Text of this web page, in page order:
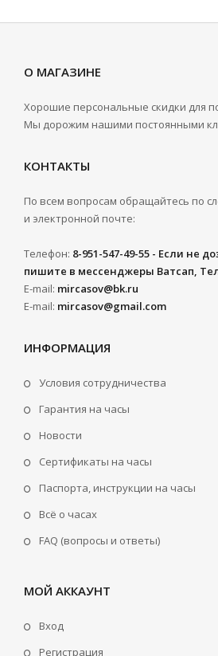
О МАГАЗИНЕ
Хорошие персональные скидки для
Мы дорожим нашими постоянными
КОНТАКТЫ
По всем вопросам обращайтесь по
и электронной почте:
Телефон: 8-951-547-49-55 - Если не
пишите в мессенджеры Ватсап,
E-mail: mircasov@bk.ru
E-mail: mircasov@gmail.com
ИНФОРМАЦИЯ
Условия сотрудничества
Гарантия на часы
Новости
Сертификаты на часы
Паспорта, инструкции на часы
Всё о часах
FAQ (вопросы и ответы)
МОЙ АККАУНТ
Вход
Регистрация